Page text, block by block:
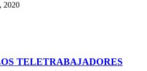
2020
TELETRABAJADORES